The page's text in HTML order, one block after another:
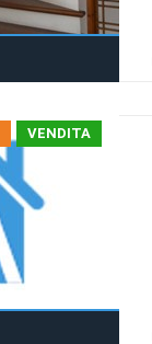
VENDITA